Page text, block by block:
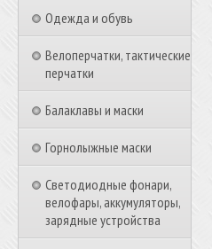
Одежда и обувь
Велоперчатки, тактические
перчатки
Балаклавы и маски
Горнолыжные маски
Светодиодные фонари,
велофары, аккумуляторы,
зарядные устройства